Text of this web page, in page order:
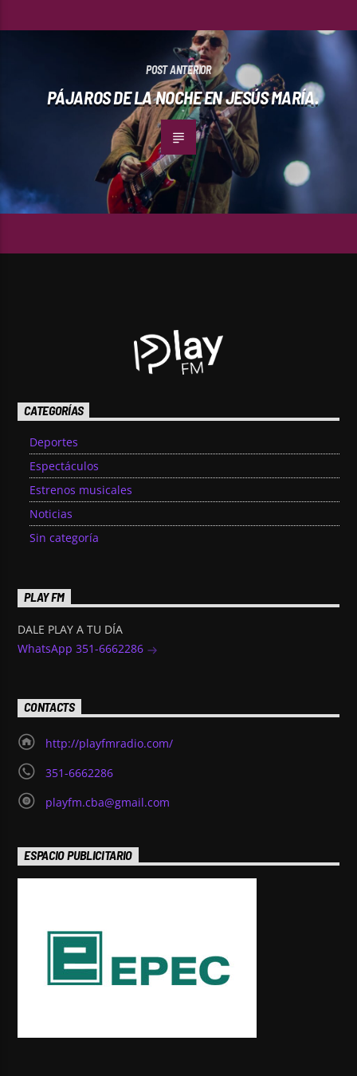
POST ANTERIOR
PÁJAROS DE LA NOCHE EN JESÚS MARÍA.
CATEGORÍAS
Deportes
Espectáculos
Estrenos musicales
Noticias
Sin categoría
PLAY FM
DALE PLAY A TU DÍA
WhatsApp 351-6662286
CONTACTS
http://playfmradio.com/
351-6662286
playfm.cba@gmail.com
ESPACIO PUBLICITARIO